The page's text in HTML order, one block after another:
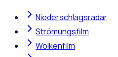
Niederschlagsradar
Strömungsfilm
Wolkenfilm